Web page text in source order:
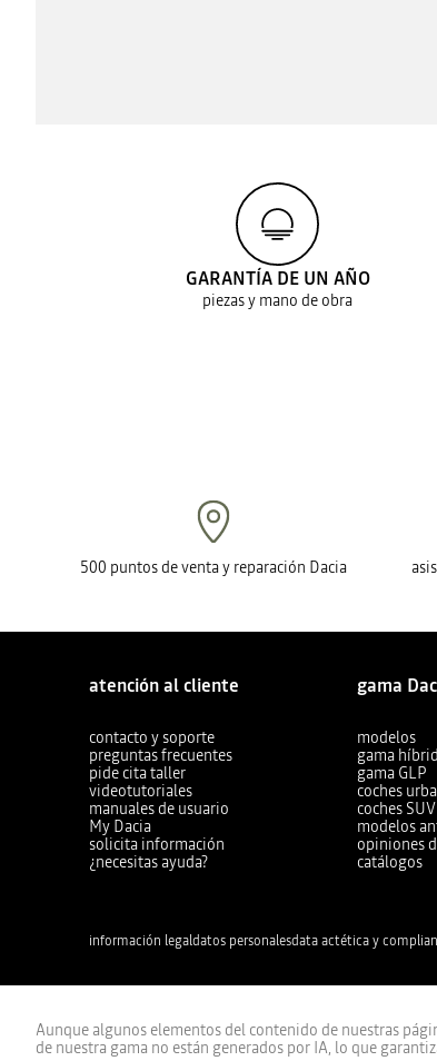
GARANTÍA DE UN AÑO
piezas y mano de obra
500 puntos de venta y reparación Dacia
atención al cliente
contacto y soporte
preguntas frecuentes
pide cita taller
videotutoriales
manuales de usuario
My Dacia
solicita información
¿necesitas ayuda?
gama
modelos
gama
gama GLP
coches
coches
modelos
opiniones
catálogos
información legaldatos personalesdata actética y
Aunque algunos elementos del contenido de nuestras
de nuestra gama no están generados por IA, lo que